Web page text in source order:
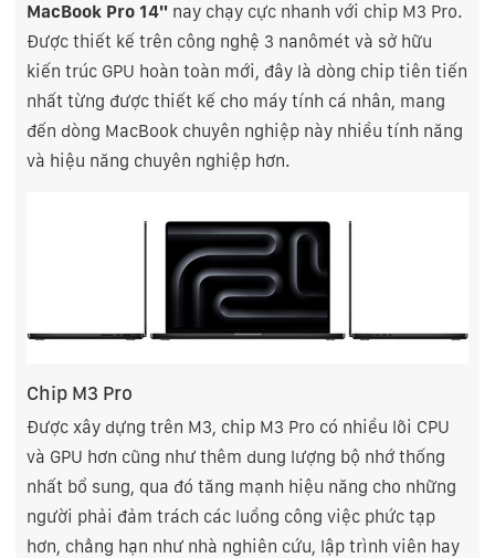
MacBook Pro 14" nay chạy cực nhanh với chip M3 Pro.
Được thiết kế trên công nghệ 3 nanômét và sở hữu
kiến trúc GPU hoàn toàn mới, đây là dòng chip tiên tiến
nhất từng được thiết kế cho máy tính cá nhân, mang
đến dòng MacBook chuyên nghiệp này nhiều tính năng
và hiệu năng chuyên nghiệp hơn.
Chip M3 Pro
Được xây dựng trên M3, chip M3 Pro có nhiều lõi CPU
và GPU hơn cũng như thêm dung lượng bộ nhớ thống
nhất bổ sung, qua đó tăng mạnh hiệu năng cho những
người phải đảm trách các luồng công việc phức tạp
hơn, chẳng hạn như nhà nghiên cứu, lập trình viên hay